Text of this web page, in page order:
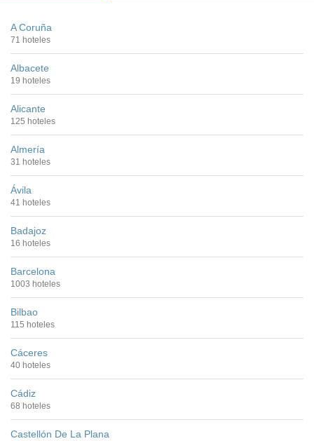
A Coruña
71 hoteles
Albacete
19 hoteles
Alicante
125 hoteles
Almería
31 hoteles
Ávila
41 hoteles
Badajoz
16 hoteles
Barcelona
1003 hoteles
Bilbao
115 hoteles
Cáceres
40 hoteles
Cádiz
68 hoteles
Castellón De La Plana